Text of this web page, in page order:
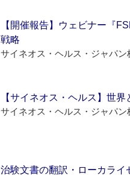
【開催報告】ウェビナー『
戦略
サイネオス・ヘルス・ジャパン
【サイネオス・ヘルス】世
サイネオス・ヘルス・ジャパン
治験文書の翻訳・ローカラ